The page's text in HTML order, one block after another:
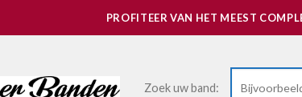
PROFITEER VAN HET MEEST
Zoek uw band: